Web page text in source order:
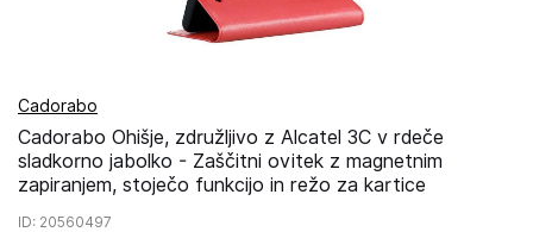
Cadorabo
Cadorabo Ohišje, združljivo z Alcatel 3C v rdeče
sladkorno jabolko - Zaščitni ovitek z magnetnim
zapiranjem, stoječo funkcijo in režo za kartice
ID: 20560497